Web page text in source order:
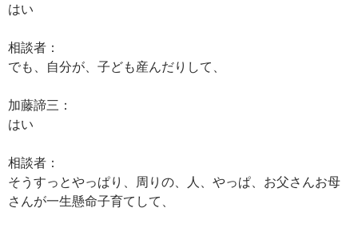
はい
相談者：
でも、自分が、子ども産んだりして、
加藤諦三：
はい
相談者：
そうすっとやっぱり、周りの、人、やっぱ、お父さんお母
さんが一生懸命子育てして、